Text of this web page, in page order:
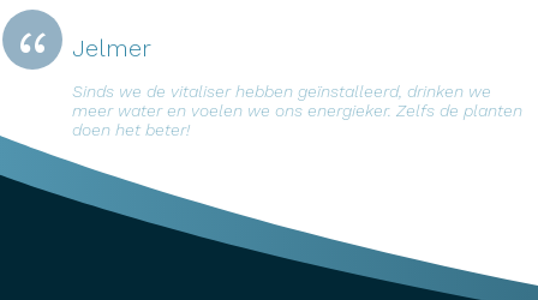
Jelmer
Sinds we de vitaliser hebben geïnstalleerd, drinken we
meer water en voelen we ons energieker. Zelfs de planten
doen het beter!